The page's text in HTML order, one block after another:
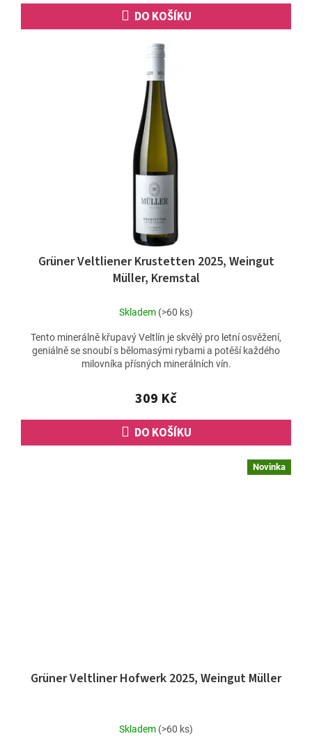
DO KOŠÍKU
Grüner Veltliener Krustetten 2025, Weingut
Müller, Kremstal
Skladem (>60 ks)
309 Kč
DO KOŠÍKU
Tento minerálně křupavý Veltlín je skvělý pro letní osvěžení,
geniálně se snoubí s bělomasými rybami a potěší každého
milovníka přísných minerálních vín.
Novinka
Grüner Veltliner Hofwerk 2025, Weingut Müller
Skladem (>60 ks)